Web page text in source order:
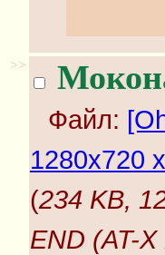
>>
Файл:
1280x720
(234 KB,
END (AT-